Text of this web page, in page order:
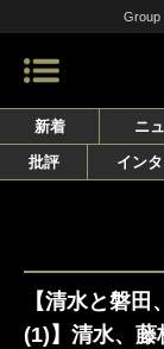
Group
新着 ニ
批評
イン
【清水と磐
(1)】清水、藤